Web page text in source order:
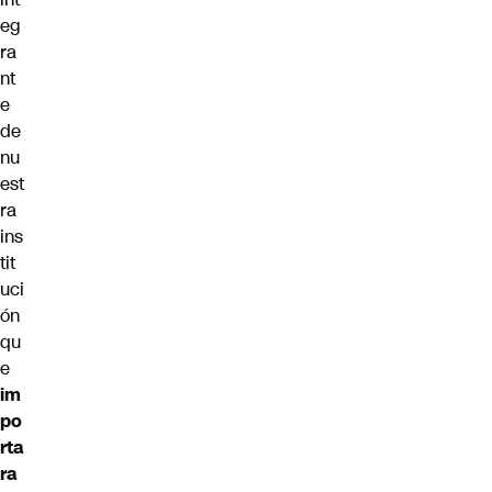
eg
ra
nt
e
de
nu
est
ra
ins
tit
uci
ón
qu
e
im
po
rta
ra